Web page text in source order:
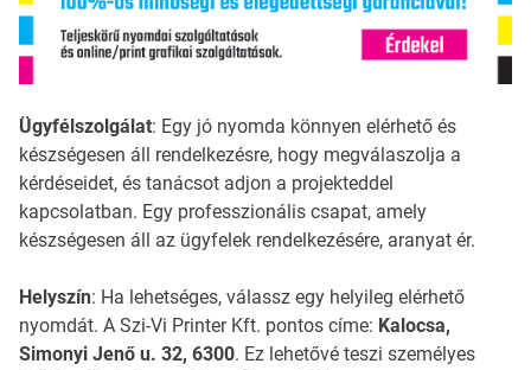
Ügyfélszolgálat: Egy jó nyomda könnyen elérhető és
készségesen áll rendelkezésre, hogy megválaszolja a
kérdéseidet, és tanácsot adjon a projekteddel
kapcsolatban. Egy professzionális csapat, amely
készségesen áll az ügyfelek rendelkezésére, aranyat ér.
Helyszín: Ha lehetséges, válassz egy helyileg elérhető
nyomdát. A Szi-Vi Printer Kft. pontos címe: Kalocsa,
Simonyi Jenő u. 32, 6300. Ez lehetővé teszi személyes